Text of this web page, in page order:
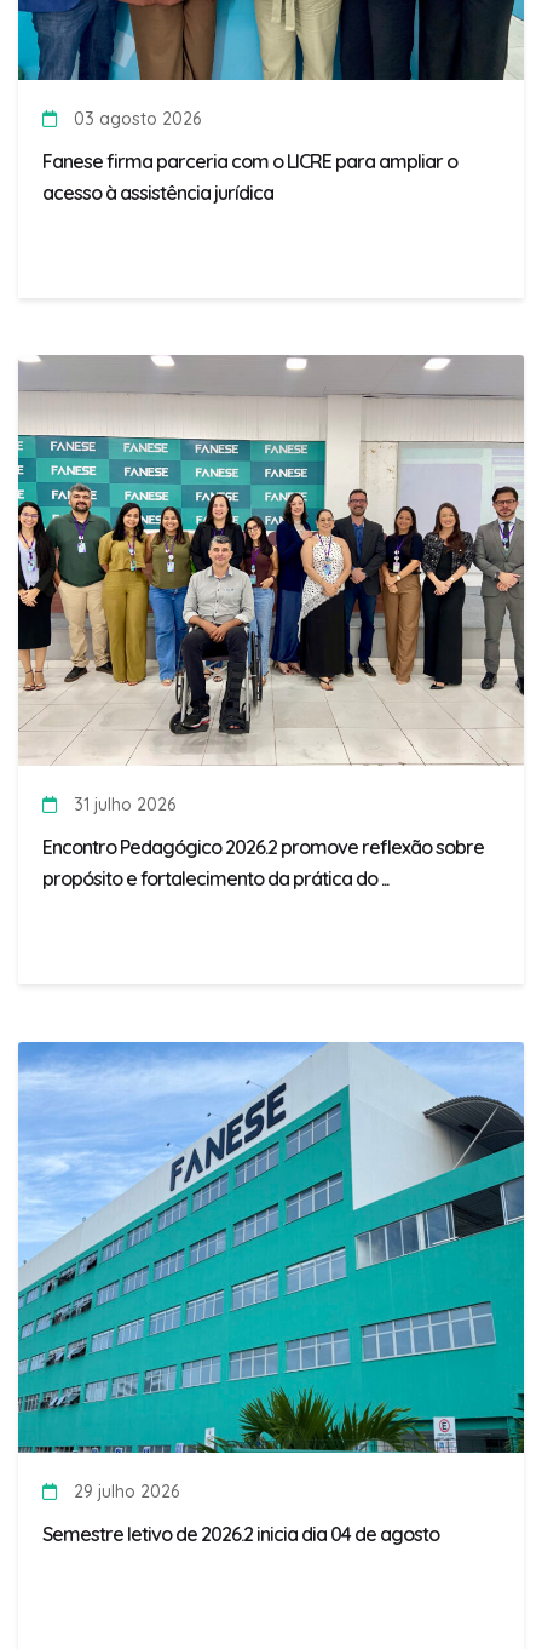
03 agosto 2026
Fanese firma parceria com o LICRE para ampliar o
acesso à assistência jurídica
31 julho 2026
Encontro Pedagógico 2026.2 promove reflexão sobre
propósito e fortalecimento da prática do ...
29 julho 2026
Semestre letivo de 2026.2 inicia dia 04 de agosto